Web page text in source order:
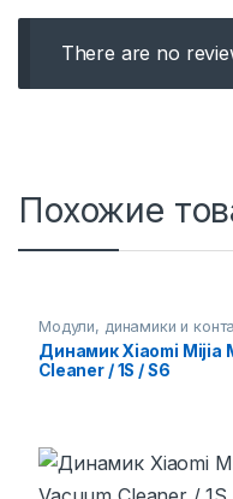
There are no
Похожие
Модули, динамики и
Динамик Xiaomi Mijia
Cleaner / 1S / S6